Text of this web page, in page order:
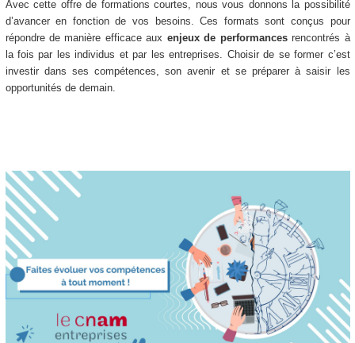
Avec cette offre de formations courtes, nous vous donnons la possibilité
d’avancer en fonction de vos besoins. Ces formats sont conçus pour
répondre de manière efficace aux enjeux de performancesrencontrés à
la fois par les individus et par les entreprises. Choisir de se former c’est
investir dans ses compétences, son avenir et se préparer à saisir les
opportunités de demain.